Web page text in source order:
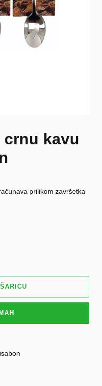
crnu kavu
prilikom završetka